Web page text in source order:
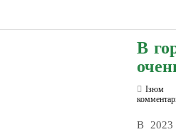
В
Ізюм
В 2023